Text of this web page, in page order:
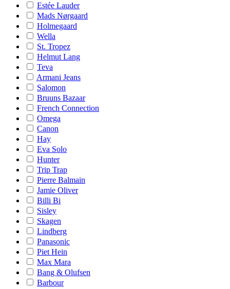
Estée Lauder
Mads Nørgaard
Holmegaard
Wella
St. Tropez
Helmut Lang
Teva
Armani Jeans
Salomon
Bruuns Bazaar
French Connection
Omega
Canon
Hay
Eva Solo
Hunter
Trip Trap
Pierre Balmain
Jamie Oliver
Billi Bi
Sisley
Skagen
Lindberg
Panasonic
Piet Hein
Max Mara
Bang & Olufsen
Barbour